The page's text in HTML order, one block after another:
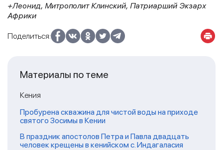
+Леонид, Митрополит Клинский, Патриарший Экзарх
Африки
Поделиться:
Материалы по теме
Кения
Пробурена скважина для чистой воды на приходе
святого Зосимы в Кении
В праздник апостолов Петра и Павла двадцать
человек крещены в кенийском с. Индагаласия